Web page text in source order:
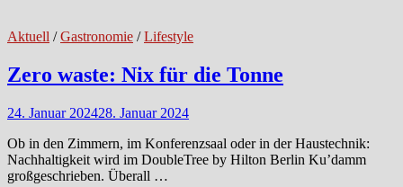
Aktuell /Gastronomie /Lifestyle
Zero waste: Nix für die Tonne
24. Januar 202428. Januar 2024
Ob in den Zimmern, im Konferenzsaal oder in der Haustechnik:
Nachhaltigkeit wird im DoubleTree by Hilton Berlin Ku’damm
großgeschrieben. Überall …